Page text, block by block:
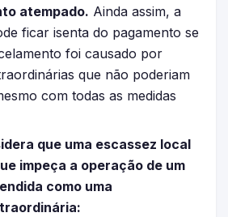
atempado. Ainda assim, a
ficar isenta do pagamento se
foi causado por
que não poderiam
com todas as medidas
que uma escassez local
impeça a operação de um
como uma